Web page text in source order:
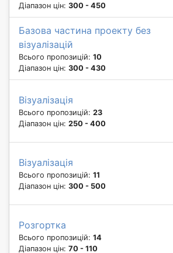
Діапазон цін: 300 - 450
Базова частина проекту без
візуалізацій
Всього пропозицій: 10
Діапазон цін: 300 - 430
Візуалізація
Всього пропозицій: 23
Діапазон цін: 250 - 400
Візуалізація
Всього пропозицій: 11
Діапазон цін: 300 - 500
Розгортка
Всього пропозицій: 14
Діапазон цін: 70 - 110